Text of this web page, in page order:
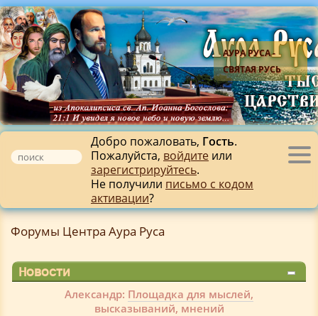
АУРА РУСА -
СВЯТАЯ РУСЬ
Добро пожаловать, Гость.
Пожалуйста, войдите или
зарегистрируйтесь.
Не получили письмо с кодом
активации?
Форумы Центра Аура Руса
Новости
Александр: Площадка для мыслей,
высказываний, мнений